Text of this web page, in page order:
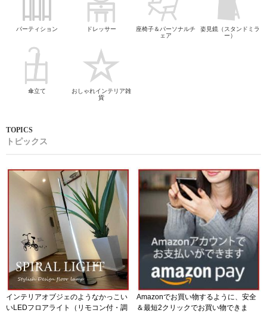
パーティション ドレッサー
座椅子＆パーソナルチ
ェア
姿見鏡（スタンドミラ
ー）
傘立て
おしゃれインテリア雑
貨
トピックス
インテリアオブジェのようなかっこい
いLEDフロアライト（リモコン付・調
Amazonでお買い物するように、安全
＆最短2クリックでお買い物できま